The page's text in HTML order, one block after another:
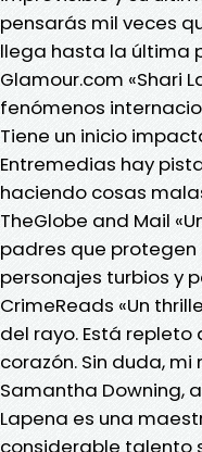
pensarás mil veces
llega hasta la última
Glamour.com «Shari
fenómenos
Tiene un inicio
Entremedias hay
haciendo cosas
TheGlobe and Mail
padres que protegen
personajes turbios y
CrimeReads «Un
del rayo. Está repleto
corazón. Sin duda,
Samantha Downing,
Lapena es una
considerable talento